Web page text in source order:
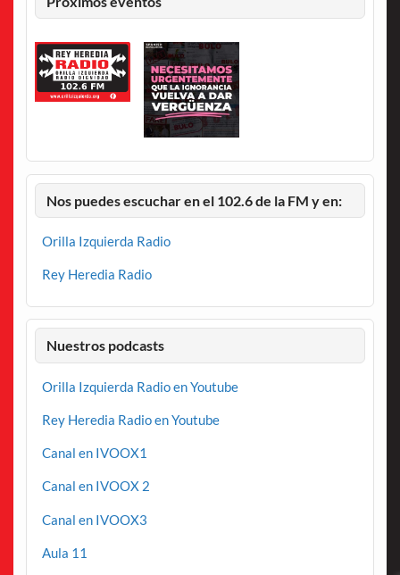
Nos puedes escuchar en el 102.6 de la FM y en:
Orilla Izquierda Radio
Rey Heredia Radio
Nuestros podcasts
Orilla Izquierda Radio en Youtube
Rey Heredia Radio en Youtube
Canal en IVOOX1
Canal en IVOOX 2
Canal en IVOOX3
Aula 11